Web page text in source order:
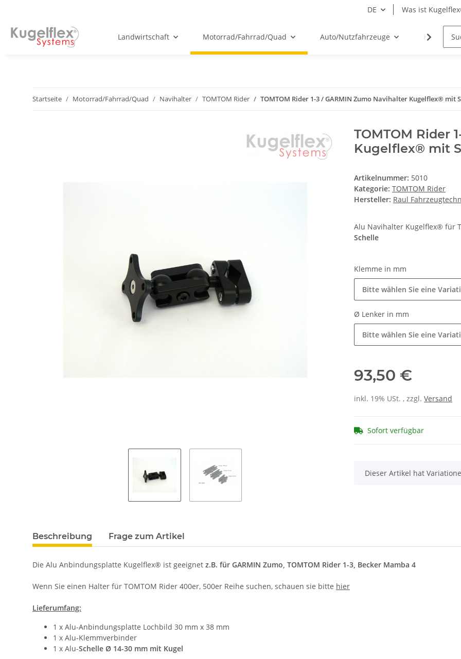
DE Was ist
Landwirtschaft Motorrad/Fahrrad/Quad Auto/Nutzfahrzeuge Kugelflex®
Startseite Motorrad/Fahrrad/Quad Navihalter TOMTOM Rider TOMTOM Rider 1-3 / GARMIN Zumo Navihalter Kugelflex® mit
TOMTOM Rider
Kugelflex® mit
Artikelnummer: 5010
Kategorie: TOMTOM Rider
Hersteller: Raul
Alu Navihalter Kugelflex® für
Schelle
Klemme in mm
Bitte wählen Sie eine
Ø Lenker in mm
Bitte wählen Sie eine
93,50 €
inkl. 19% USt. , zzgl. Versand
Sofort verfügbar
x
Dieser Artikel hat
Beschreibung Frage zum Artikel
Die Alu Anbindungsplatte Kugelflex® ist geeignet z.B. für GARMIN Zumo, TOMTOM Rider 1-3, Becker Mamba 4
Wenn Sie einen Halter für TOMTOM Rider 400er, 500er Reihe suchen, schauen sie bitte hier
Lieferumfang:
1 x Alu-Anbindungsplatte Lochbild 30 mm x 38 mm
1 x Alu-Klemmverbinder
1 x Alu-Schelle Ø 14-30 mm mit Kugel